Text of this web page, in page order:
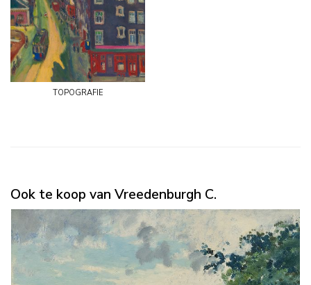
topografie
Ook te koop van Vreedenburgh C.